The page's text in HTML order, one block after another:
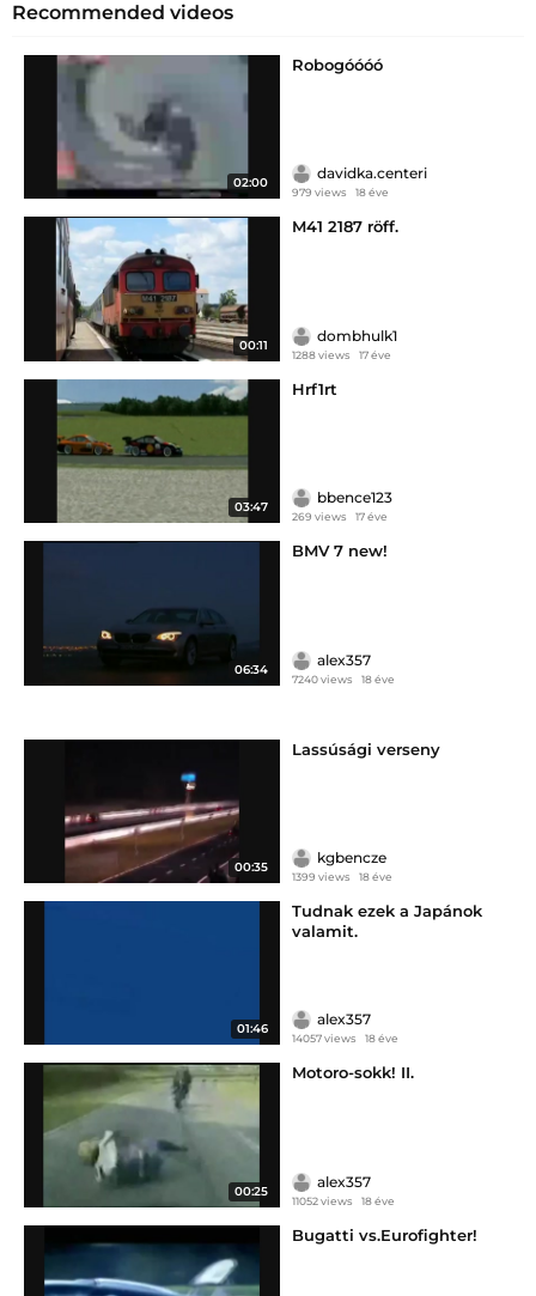
Recommended videos
02:00
Robogóóóó
davidka.centeri
979 views 18 éve
00:11
M41 2187 röff.
dombhulk1
1288 views 17 éve
03:47
Hrf1rt
bbence123
269 views 17 éve
06:34
BMV 7 new!
alex357
7240 views 18 éve
00:35
Lassúsági verseny
kgbencze
1399 views 18 éve
01:46
Tudnak ezek a Japánok
valamit.
alex357
14057 views 18 éve
00:25
Motoro-sokk! II.
alex357
11052 views 18 éve
Bugatti vs.Eurofighter!